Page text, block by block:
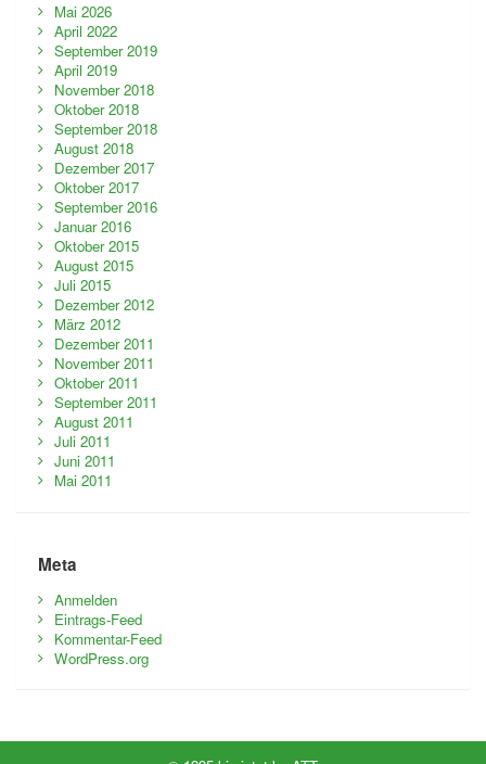
Mai 2026
April 2022
September 2019
April 2019
November 2018
Oktober 2018
September 2018
August 2018
Dezember 2017
Oktober 2017
September 2016
Januar 2016
Oktober 2015
August 2015
Juli 2015
Dezember 2012
März 2012
Dezember 2011
November 2011
Oktober 2011
September 2011
August 2011
Juli 2011
Juni 2011
Mai 2011
Meta
Anmelden
Eintrags-Feed
Kommentar-Feed
WordPress.org